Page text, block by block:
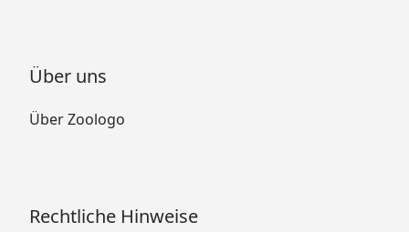
Über uns
Über Zoologo
Rechtliche Hinweise